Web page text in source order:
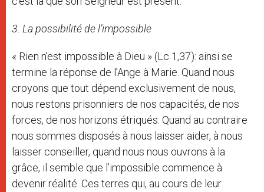
3. La possibilité de l’impossible
« Rien n’est impossible à Dieu » (Lc 1,37): ainsi se
termine la réponse de l’Ange à Marie. Quand nous
croyons que tout dépend exclusivement de nous,
nous restons prisonniers de nos capacités, de nos
forces, de nos horizons étriqués. Quand au contraire
nous sommes disposés à nous laisser aider, à nous
laisser conseiller, quand nous nous ouvrons à la
grâce, il semble que l’impossible commence à
devenir réalité. Ces terres qui, au cours de leur